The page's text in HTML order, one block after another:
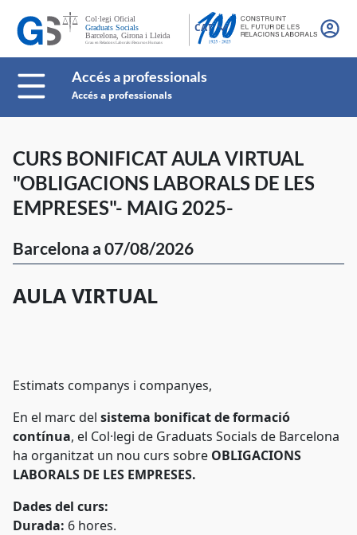
CAT
Accés a professionals
Accés a professionals
CURS BONIFICAT AULA VIRTUAL
"OBLIGACIONS LABORALS DE LES
EMPRESES"- MAIG 2025-
Barcelona a 07/08/2026
AULA VIRTUAL
Estimats companys i companyes,
En el marc del sistema bonificat de formació
contínua, el Col·legi de Graduats Socials de Barcelona
ha organitzat un nou curs sobre OBLIGACIONS
LABORALS DE LES EMPRESES.
Dades del curs:
Durada: 6 hores.